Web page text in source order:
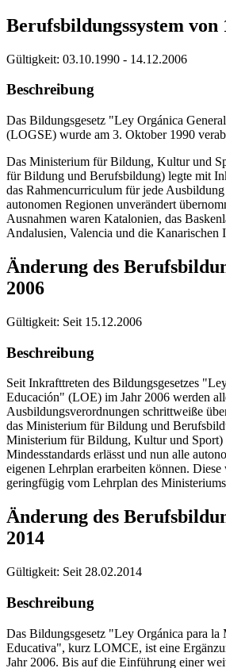
Berufsbildungssystem von
Gültigkeit: 03.10.1990 - 14.12.2006
Beschreibung
Das Bildungsgesetz "Ley Orgánica
(LOGSE) wurde am 3. Oktober 1990
Das Ministerium für Bildung, Kultur und
für Bildung und Berufsbildung) legte mit
das Rahmencurriculum für jede
autonomen Regionen unverändert
Ausnahmen waren Katalonien, das
Andalusien, Valencia und die Kanarischen
Änderung des
2006
Gültigkeit: Seit 15.12.2006
Beschreibung
Seit Inkrafttreten des Bildungsgesetzes
Educación" (LOE) im Jahr 2006 werden
Ausbildungsverordnungen schrittweiße
das Ministerium für Bildung und
Ministerium für Bildung, Kultur und Sport)
Mindesstandards erlässt und nun alle
eigenen Lehrplan erarbeiten können.
geringfügig vom Lehrplan des
Änderung des
2014
Gültigkeit: Seit 28.02.2014
Beschreibung
Das Bildungsgesetz "Ley Orgánica para la
Educativa", kurz LOMCE, ist eine
Jahr 2006. Bis auf die Einführung einer